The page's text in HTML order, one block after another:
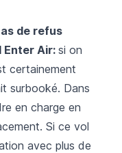
de refus
Enter Air: si on
certainement
surbooké. Dans
en charge en
Si ce vol
avec plus de